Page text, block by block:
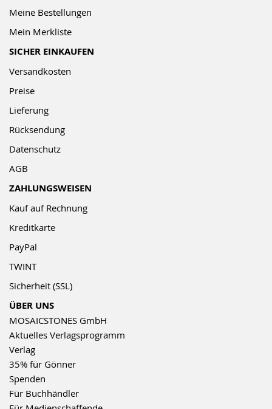
Meine Bestellungen
Mein Merkliste
SICHER EINKAUFEN
Versandkosten
Preise
Lieferung
Rücksendung
Datenschutz
AGB
ZAHLUNGSWEISEN
Kauf auf Rechnung
Kreditkarte
PayPal
TWINT
Sicherheit (SSL)
ÜBER UNS
MOSAICSTONES GmbH
Aktuelles Verlagsprogramm
Verlag
35% für Gönner
Spenden
Für Buchhändler